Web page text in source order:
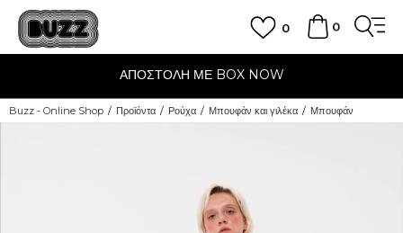
0
0
ΑΠΟΣΤΟΛΗ ΜΕ BOX NOW
Buzz - Online Shop Προϊόντα Ρούχα Μπουφάν και γιλέκα Μπουφάν